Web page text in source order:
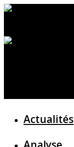
Actualités